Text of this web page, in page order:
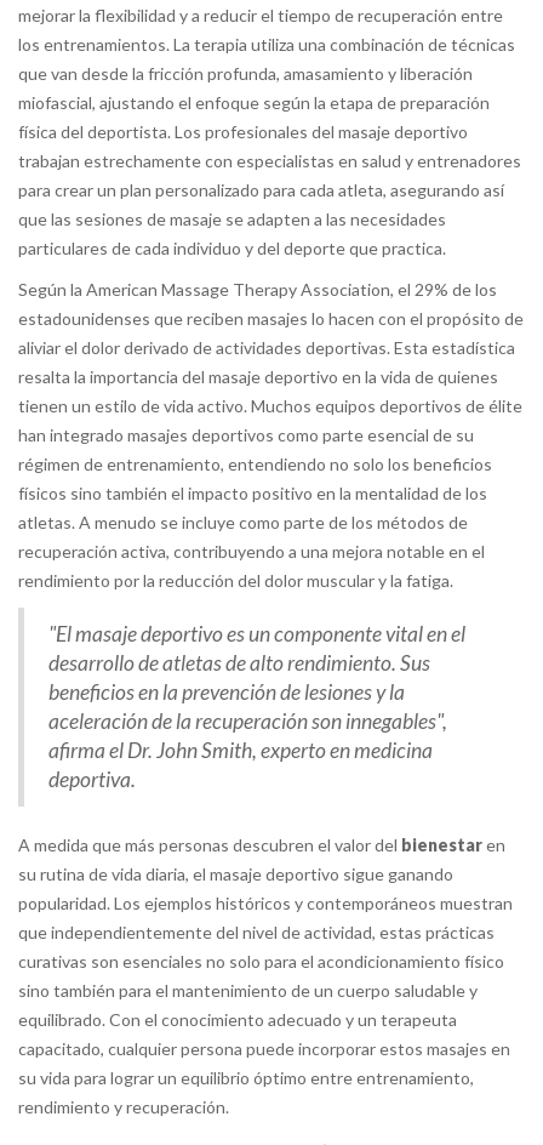
mejorar la flexibilidad y a reducir el tiempo de recuperación entre
los entrenamientos. La terapia utiliza una combinación de técnicas
que van desde la fricción profunda, amasamiento y liberación
miofascial, ajustando el enfoque según la etapa de preparación
física del deportista. Los profesionales del masaje deportivo
trabajan estrechamente con especialistas en salud y entrenadores
para crear un plan personalizado para cada atleta, asegurando así
que las sesiones de masaje se adapten a las necesidades
particulares de cada individuo y del deporte que practica.
Según la American Massage Therapy Association, el 29% de los
estadounidenses que reciben masajes lo hacen con el propósito de
aliviar el dolor derivado de actividades deportivas. Esta estadística
resalta la importancia del masaje deportivo en la vida de quienes
tienen un estilo de vida activo. Muchos equipos deportivos de élite
han integrado masajes deportivos como parte esencial de su
régimen de entrenamiento, entendiendo no solo los beneficios
físicos sino también el impacto positivo en la mentalidad de los
atletas. A menudo se incluye como parte de los métodos de
recuperación activa, contribuyendo a una mejora notable en el
rendimiento por la reducción del dolor muscular y la fatiga.
"El masaje deportivo es un componente vital en el
desarrollo de atletas de alto rendimiento. Sus
beneficios en la prevención de lesiones y la
aceleración de la recuperación son innegables",
afirma el Dr. John Smith, experto en medicina
deportiva.
A medida que más personas descubren el valor del bienestaren
su rutina de vida diaria, el masaje deportivo sigue ganando
popularidad. Los ejemplos históricos y contemporáneos muestran
que independientemente del nivel de actividad, estas prácticas
curativas son esenciales no solo para el acondicionamiento físico
sino también para el mantenimiento de un cuerpo saludable y
equilibrado. Con el conocimiento adecuado y un terapeuta
capacitado, cualquier persona puede incorporar estos masajes en
su vida para lograr un equilibrio óptimo entre entrenamiento,
rendimiento y recuperación.